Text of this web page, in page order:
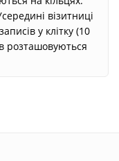
візитниці
у клітку (10
розташовуються